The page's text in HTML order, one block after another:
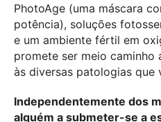
PhotoAge (uma máscara
potência), soluções
e um ambiente fértil em
promete ser meio caminho
às diversas patologias que
Independentemente dos
alguém a submeter-se a